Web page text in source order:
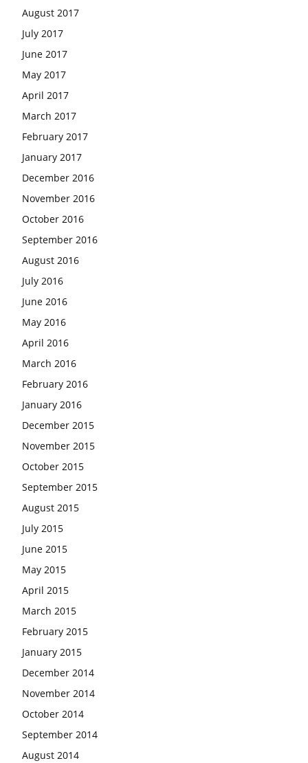
August 2017
July 2017
June 2017
May 2017
April 2017
March 2017
February 2017
January 2017
December 2016
November 2016
October 2016
September 2016
August 2016
July 2016
June 2016
May 2016
April 2016
March 2016
February 2016
January 2016
December 2015
November 2015
October 2015
September 2015
August 2015
July 2015
June 2015
May 2015
April 2015
March 2015
February 2015
January 2015
December 2014
November 2014
October 2014
September 2014
August 2014